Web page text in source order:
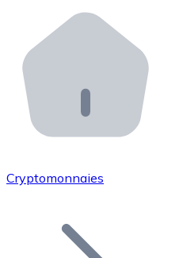
Distributeurs
Intégrez un ATM
API Bitnovo
Intégrez notre API dans
Rejoignez notre réseau
Ajoutez le token de
Cryptomonnaies